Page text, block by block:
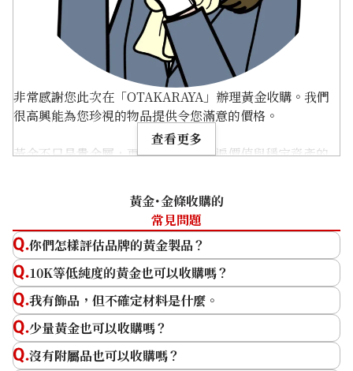
18K gold (K18) broken necklace
6.6g
HKD 6,870.86
非常感謝您此次在「OTAKARAYA」辦理黃金收購。我們
很高興能為您珍視的物品提供令您滿意的價格。
黃金不只是貴金屬，更是象徵全球普遍價值與穩定資產的
在「OTAKARAYA」，我們深切理解顧客黃金所擁有的唯
一價值，並在精確確認即時波動的市場價格之餘，致力於
提供不輸給任何人的高價收購。 收購品項多元，包括金
幣、金條及珠寶首飾等。特別是像楓葉金幣、維也納愛樂
金幣等全球高信譽物品，或是 K24（純金）等高純度物
品，皆以優於一般的溢價進行交易。
為顧客提供最佳結果是我們最大的動力。為了不辜負顧客
的信任，我們將持續以日式周到的服務進行鑑定。
查看更多
黃金･金條收購的
常見問題
你們怎樣評估品牌的黃金製品？
10K等低純度的黃金也可以收購嗎？
我有飾品，但不確定材料是什麼。
少量黃金也可以收購嗎？
沒有附屬品也可以收購嗎？